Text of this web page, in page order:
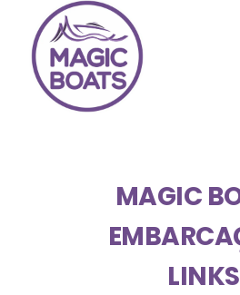
MAGIC
LINKS